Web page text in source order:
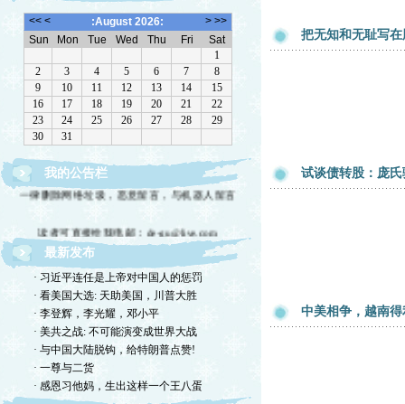
我的公告栏
一律删除网络垃圾，恶意留言，与机器人留言
欢迎留言交流，恕我不一一回复，敬请体谅。
欢迎转摘，包括国国内网站，但请注明出处！
欢迎光临德孤的小岛！谢绝网络垃圾！
最新发布
· 习近平连任是上帝对中国人的惩罚
· 看美国大选: 天助美国，川普大胜
· 李登辉，李光耀，邓小平
· 美共之战: 不可能演变成世界大战
· 与中国大陆脱钩，给特朗普点赞!
· 一尊与二货
· 感恩习他妈，生出这样一个王八蛋
把无知和无耻写在
试谈债转股：庞
中美相争，越南得